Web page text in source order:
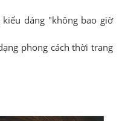
dáng "không bao giờ
phong cách thời trang